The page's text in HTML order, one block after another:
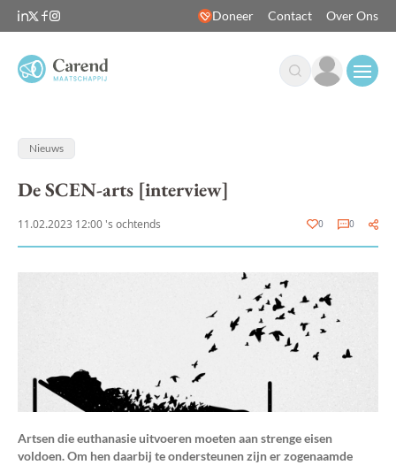
Doneer Contact Over Ons
Nieuws
De SCEN-arts [interview]
11.02.2023 12:00 's ochtends 0 0
Artsen die euthanasie uitvoeren moeten aan strenge eisen
voldoen. Om hen daarbij te ondersteunen zijn er zogenaamde